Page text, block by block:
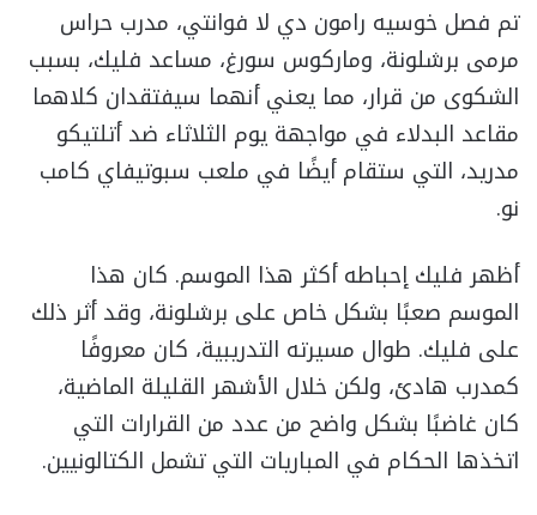
تم فصل خوسيه رامون دي لا فوانتي، مدرب حراس
مرمى برشلونة، وماركوس سورغ، مساعد فليك، بسبب
الشكوى من قرار، مما يعني أنهما سيفتقدان كلاهما
مقاعد البدلاء في مواجهة يوم الثلاثاء ضد أتلتيكو
مدريد، التي ستقام أيضًا في ملعب سبوتيفاي كامب
نو.
أظهر فليك إحباطه أكثر هذا الموسم. كان هذا
الموسم صعبًا بشكل خاص على برشلونة، وقد أثر ذلك
على فليك. طوال مسيرته التدريبية، كان معروفًا
كمدرب هادئ، ولكن خلال الأشهر القليلة الماضية،
كان غاضبًا بشكل واضح من عدد من القرارات التي
اتخذها الحكام في المباريات التي تشمل الكتالونيين.